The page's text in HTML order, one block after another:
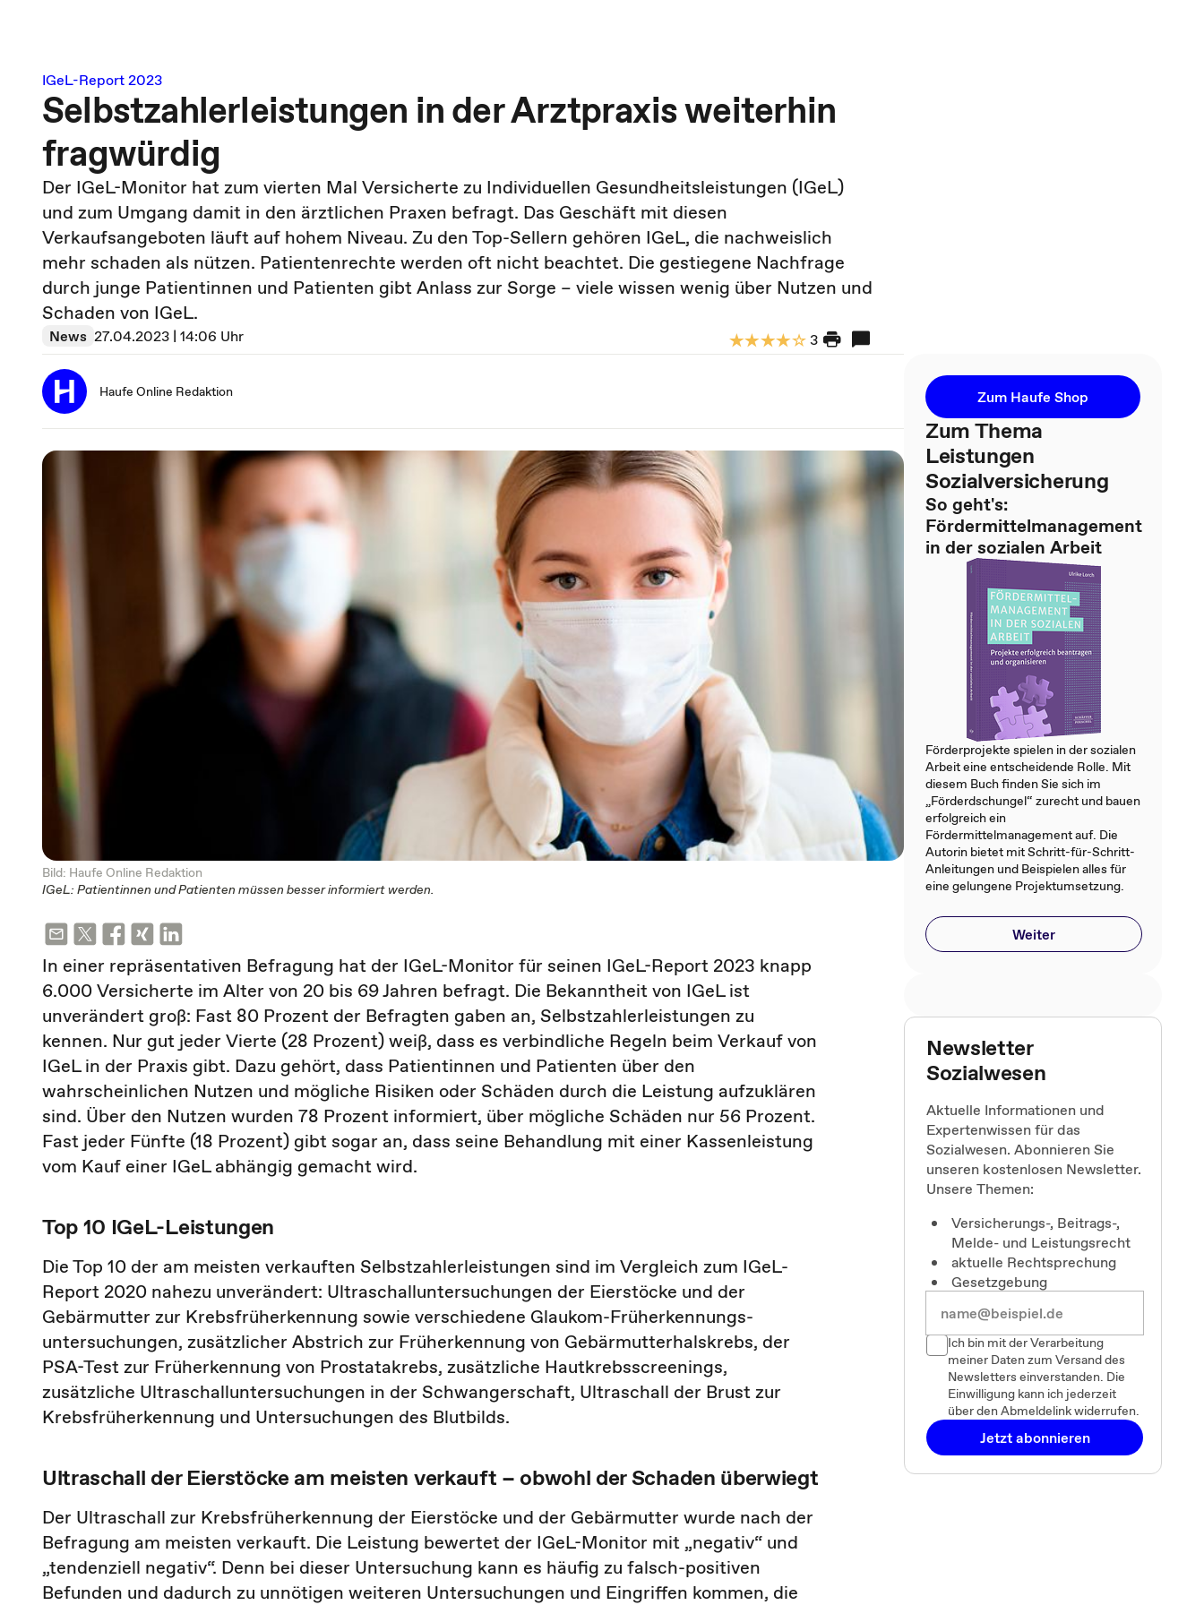
IGeL-Report 2023
Selbstzahlerleistungen in der Arztpraxis weiterhin
fragwürdig
Der IGeL-Monitor hat zum vierten Mal Versicherte zu Individuellen Gesundheitsleistungen (IGeL)
und zum Umgang damit in den ärztlichen Praxen befragt. Das Geschäft mit diesen
Verkaufsangeboten läuft auf hohem Niveau. Zu den Top-Sellern gehören IGeL, die nachweislich
mehr schaden als nützen. Patientenrechte werden oft nicht beachtet. Die gestiegene Nachfrage
durch junge Patientinnen und Patienten gibt Anlass zur Sorge – viele wissen wenig über Nutzen und
Schaden von IGeL.
News 27.04.2023 | 14:06 Uhr 3
Haufe Online Redaktion
Bild: Haufe Online Redaktion
IGeL: Patientinnen und Patienten müssen besser informiert werden.
In einer repräsentativen Befragung hat der IGeL-Monitor für seinen IGeL-Report 2023 knapp
6.000 Versicherte im Alter von 20 bis 69 Jahren befragt. Die Bekanntheit von IGeL ist
unverändert groß: Fast 80 Prozent der Befragten gaben an, Selbstzahlerleistungen zu
kennen. Nur gut jeder Vierte (28 Prozent) weiß, dass es verbindliche Regeln beim Verkauf von
IGeL in der Praxis gibt. Dazu gehört, dass Patientinnen und Patienten über den
wahrscheinlichen Nutzen und mögliche Risiken oder Schäden durch die Leistung aufzuklären
sind. Über den Nutzen wurden 78 Prozent informiert, über mögliche Schäden nur 56 Prozent.
Fast jeder Fünfte (18 Prozent) gibt sogar an, dass seine Behandlung mit einer Kassenleistung
vom Kauf einer IGeL abhängig gemacht wird.
Top 10 IGeL-Leistungen
Die Top 10 der am meisten verkauften Selbstzahlerleistungen sind im Vergleich zum IGeL-
Report 2020 nahezu unverändert: Ultraschalluntersuchungen der Eierstöcke und der
Gebärmutter zur Krebsfrüherkennung sowie verschiedene Glaukom-Früherkennungs­
untersuchungen, zusätzlicher Abstrich zur Früherkennung von Gebärmutterhalskrebs, der
PSA-Test zur Früherkennung von Prostatakrebs, zusätzliche Hautkrebsscreenings,
zusätzliche Ultraschalluntersuchungen in der Schwangerschaft, Ultraschall der Brust zur
Krebsfrüh­erkennung und Untersuchungen des Blutbilds.
Ultraschall der Eierstöcke am meisten verkauft − obwohl der Schaden überwiegt
Der Ultraschall zur Krebsfrüherkennung der Eierstöcke und der Gebärmutter wurde nach der
Befragung am meisten verkauft. Die Leistung bewertet der IGeL-Monitor mit „negativ“ und
„tendenziell negativ“. Denn bei dieser Untersuchung kann es häufig zu falsch-positiven
Befunden und dadurch zu unnötigen weiteren Untersuchungen und Eingriffen kommen, die
Zum Haufe Shop
Zum Thema
Leistungen
Sozialversicherung
So geht's:
Fördermittelmanagement
in der sozialen Arbeit
Förderprojekte spielen in der sozialen
Arbeit eine entscheidende Rolle. Mit
diesem Buch finden Sie sich im
„Förderdschungel“ zurecht und bauen
erfolgreich ein
Fördermittelmanagement auf. Die
Autorin bietet mit Schritt-für-Schritt-
Anleitungen und Beispielen alles für
eine gelungene Projektumsetzung.
Weiter
Newsletter
Sozialwesen
Aktuelle Informationen und
Expertenwissen für das
Sozialwesen. Abonnieren Sie
unseren kostenlosen Newsletter.
Unsere Themen:
Versicherungs-, Beitrags-,
Melde- und Leistungsrecht
aktuelle Rechtsprechung
Gesetzgebung
Ich bin mit der Verarbeitung
meiner Daten zum Versand des
Newsletters einverstanden. Die
Einwilligung kann ich jederzeit
über den Abmeldelink widerrufen.
Jetzt abonnieren